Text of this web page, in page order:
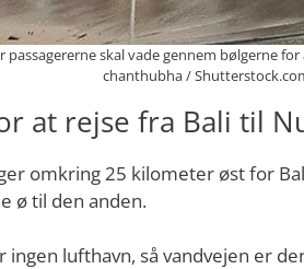
passagererne skal vade gennem bølgerne
chanthubha /
at rejse fra Bali til
omkring 25 kilometer øst for
ø til den anden.
ingen lufthavn, så vandvejen er